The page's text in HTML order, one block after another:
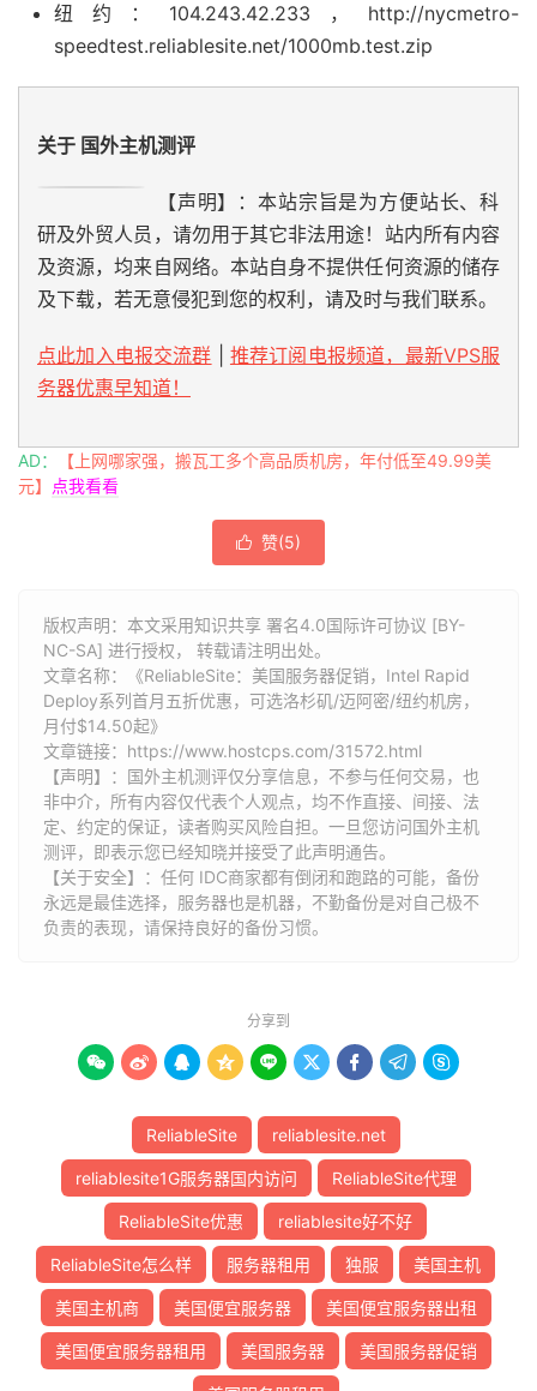
纽约：104.243.42.233，http://nycmetro-
speedtest.reliablesite.net/1000mb.test.zip
关于 国外主机测评
【声明】：本站宗旨是为方便站长、科
研及外贸人员，请勿用于其它非法用途！站内所有内容
及资源，均来自网络。本站自身不提供任何资源的储存
及下载，若无意侵犯到您的权利，请及时与我们联系。
点此加入电报交流群
推荐订阅电报频道，最新VPS服
务器优惠早知道！
AD：
【上网哪家强，搬瓦工多个高品质机房，年付低至49.99美
元】
点我看看
 赞(5)
版权声明：本文采用知识共享 署名4.0国际许可协议 [BY-
NC-SA] 进行授权， 转载请注明出处。
文章名称：《ReliableSite：美国服务器促销，Intel Rapid
Deploy系列首月五折优惠，可选洛杉矶/迈阿密/纽约机房，
月付$14.50起》
文章链接： https://www.hostcps.com/31572.html
【声明】：国外主机测评仅分享信息，不参与任何交易，也
非中介，所有内容仅代表个人观点，均不作直接、间接、法
定、约定的保证，读者购买风险自担。一旦您访问国外主机
测评，即表示您已经知晓并接受了此声明通告。
【关于安全】：任何 IDC商家都有倒闭和跑路的可能，备份
永远是最佳选择，服务器也是机器，不勤备份是对自己极不
负责的表现，请保持良好的备份习惯。
分享到
        
ReliableSite reliablesite.net
reliablesite1G服务器国内访问 ReliableSite代理
ReliableSite优惠 reliablesite好不好
ReliableSite怎么样 服务器租用 独服 美国主机
美国主机商 美国便宜服务器 美国便宜服务器出租
美国便宜服务器租用 美国服务器 美国服务器促销